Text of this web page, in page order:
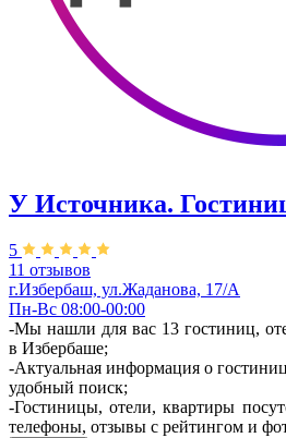
У Источника.
5
11 отзывов
г.Избербаш, ул.Жаданова, 17/А
Пн-Вс 08:00-00:00
-Мы нашли для вас 13 гостиниц,
в Избербаше;
-Актуальная информация о
удобный поиск;
-Гостиницы, отели, квартиры
телефоны, отзывы с рейтингом и